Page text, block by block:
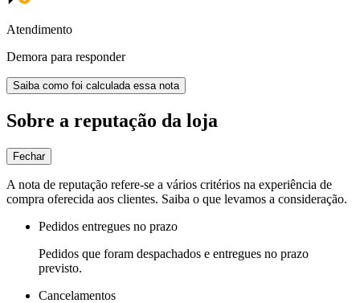
Atendimento
Demora para responder
Saiba como foi calculada essa nota
Sobre a reputação da loja
Fechar
A nota de reputação refere-se a vários critérios na experiência de
compra oferecida aos clientes. Saiba o que levamos a consideração.
Pedidos entregues no prazo
Pedidos que foram despachados e entregues no prazo
previsto.
Cancelamentos